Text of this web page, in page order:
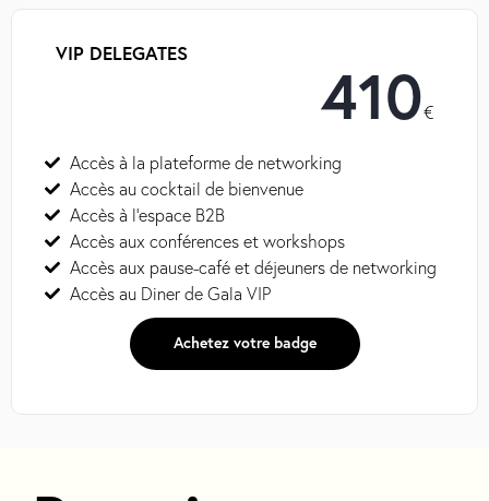
VIP DELEGATES
410€
Accès à la plateforme de networking
Accès au cocktail de bienvenue
Accès à l’espace B2B
Accès aux conférences et workshops
Accès aux pause-café et déjeuners de networking
Accès au Diner de Gala VIP
Achetez votre badge